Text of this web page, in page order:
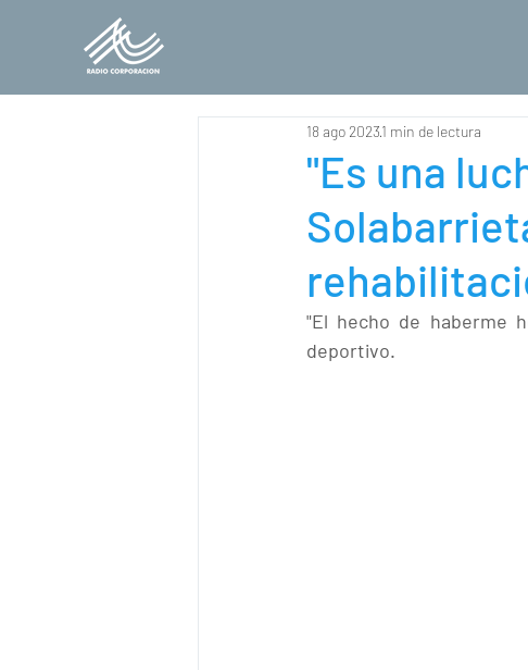
"Es una
18 ago 20231 min de lectura
"El hecho de haberme
deportivo.